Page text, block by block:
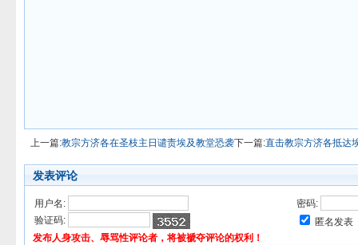
上一篇:教宗方济各在圣枝主日谴责埃及教堂恐袭下一篇:直击教宗方济各抵达
发表评论
用户名:
密码:
验证码:
匿名发表
发布人身攻击、辱骂性评论者，将被褫夺评论的权利！